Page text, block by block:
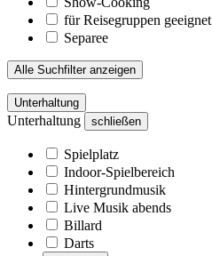
für Reisegruppen geeignet
Separee
Alle Suchfilter anzeigen
Unterhaltung
Unterhaltung schließen
Spielplatz
Indoor-Spielbereich
Hintergrundmusik
Live Musik abends
Billard
Darts